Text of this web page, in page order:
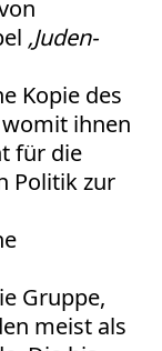
‚Juden-
Kopie des
ihnen
für die
Politik zur
Gruppe,
meist als